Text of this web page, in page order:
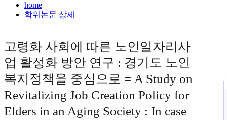
home
학위논문 상세
고령화 사회에 따른 노인일자리사
업 활성화 방안 연구 : 경기도 노인
복지정책을 중심으로 = A Study on
Revitalizing Job Creation Policy for
Elders in an Aging Society : In case